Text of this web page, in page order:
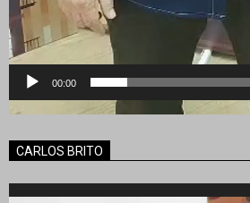
00:00
CARLOS BRITO
Reproductor